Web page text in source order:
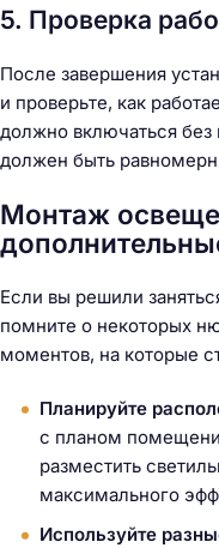
5. Проверка
После завершения
и проверьте, как
должно включаться
должен быть
Монтаж
Если вы решили
помните о некоторых
моментов, на которые
Планируйте
с планом
разместить
максимального
Используйте